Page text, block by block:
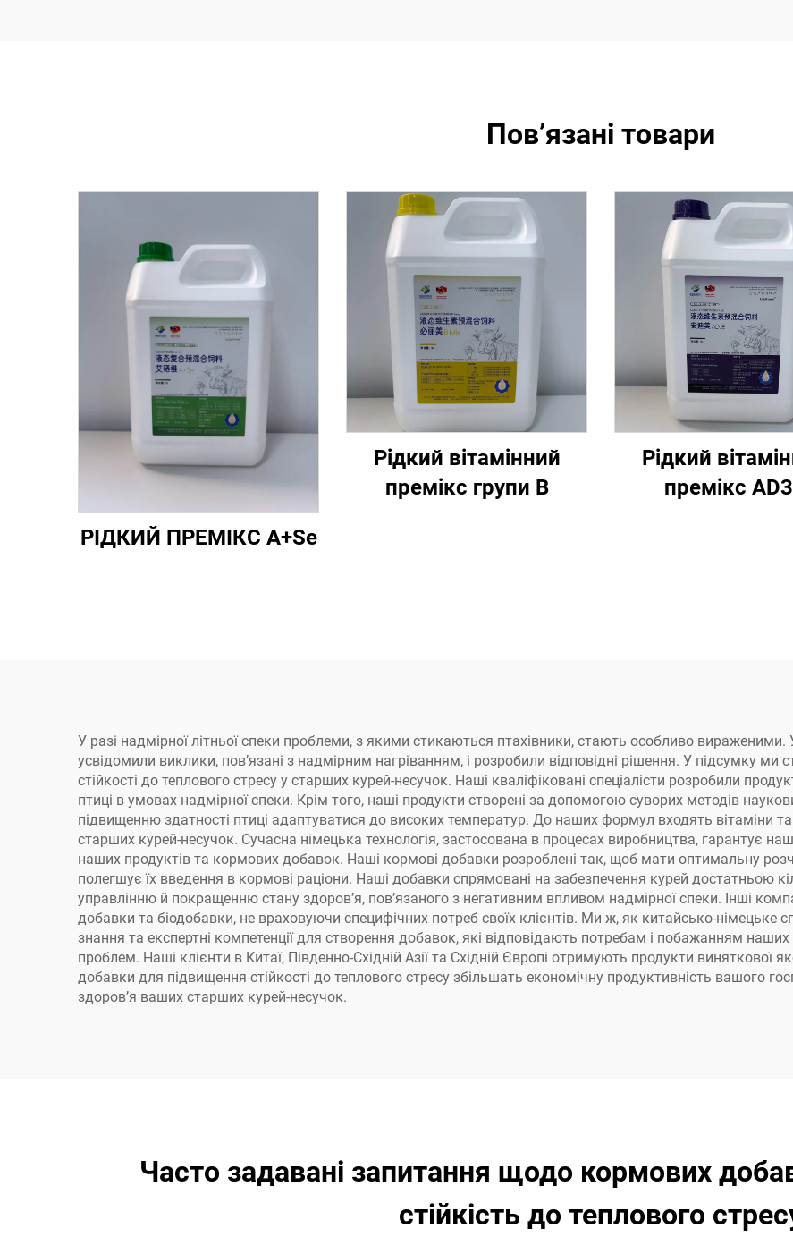
Пов’язані товари
РІДКИЙ ПРЕМІКС A+Se
Рідкий вітамінний
премікс групи В
Рідкий
премікс
У разі надмірної літньої спеки проблеми, з якими стикаються птахівники, стають особливо
усвідомили виклики, пов’язані з надмірним нагріванням, і розробили відповідні рішення. У підсумку
стійкості до теплового стресу у старших курей-несучок. Наші кваліфіковані спеціалісти розробили
птиці в умовах надмірної спеки. Крім того, наші продукти створені за допомогою суворих методів
підвищенню здатності птиці адаптуватися до високих температур. До наших формул входять вітаміни
старших курей-несучок. Сучасна німецька технологія, застосована в процесах виробництва, гарантує
наших продуктів та кормових добавок. Наші кормові добавки розроблені так, щоб мати оптимальну
полегшує їх введення в кормові раціони. Наші добавки спрямовані на забезпечення курей достатньою
управлінню й покращенню стану здоров’я, пов’язаного з негативним впливом надмірної спеки. Інші
добавки та біодобавки, не враховуючи специфічних потреб своїх клієнтів. Ми ж, як китайсько-німецьке
знання та експертні компетенції для створення добавок, які відповідають потребам і побажанням наших
проблем. Наші клієнти в Китаї, Південно-Східній Азії та Східній Європі отримують продукти виняткової
добавки для підвищення стійкості до теплового стресу збільшать економічну продуктивність вашого
здоров’я ваших старших курей-несучок.
Часто задавані запитання щодо кормових
стійкість до теплового